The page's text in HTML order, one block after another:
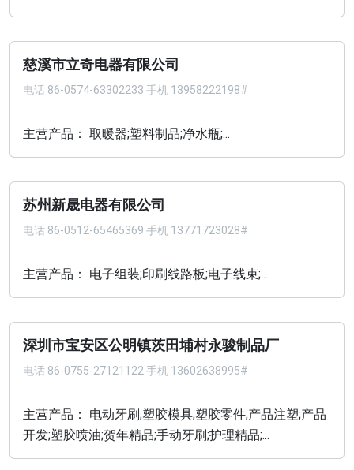
慈溪市立奇电器有限公司
电话 86-0574-63302233 手机 13958222198#
主营产品： 取暖器;塑料制品;净水瓶;...
苏州新晟电器有限公司
电话 86-0512-65465369 手机 13771723028#
主营产品： 电子组装;印刷线路板;电子线束;...
深圳市宝安区公明镇茨田埔村永骏制品厂
电话 86-0755-27121122 手机 13602638995#
主营产品： 电动牙刷;塑胶模具;塑胶零件;产品注塑;产品
开发;塑胶喷油;贺年精品;手动牙刷;护理精品;...